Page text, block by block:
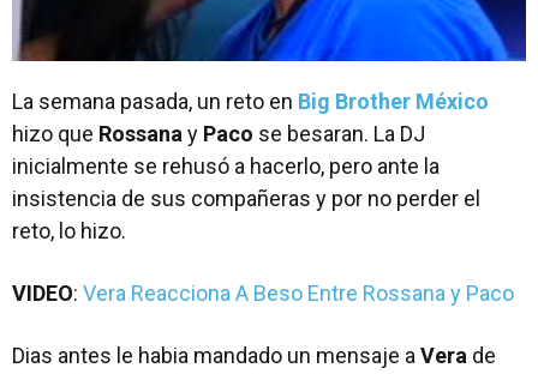
La semana pasada, un reto en Big Brother México
hizo que Rossana y Paco se besaran. La DJ
inicialmente se rehusó a hacerlo, pero ante la
insistencia de sus compañeras y por no perder el
reto, lo hizo.
VIDEO: Vera Reacciona A Beso Entre Rossana y Paco
Dias antes le habia mandado un mensaje a Vera de